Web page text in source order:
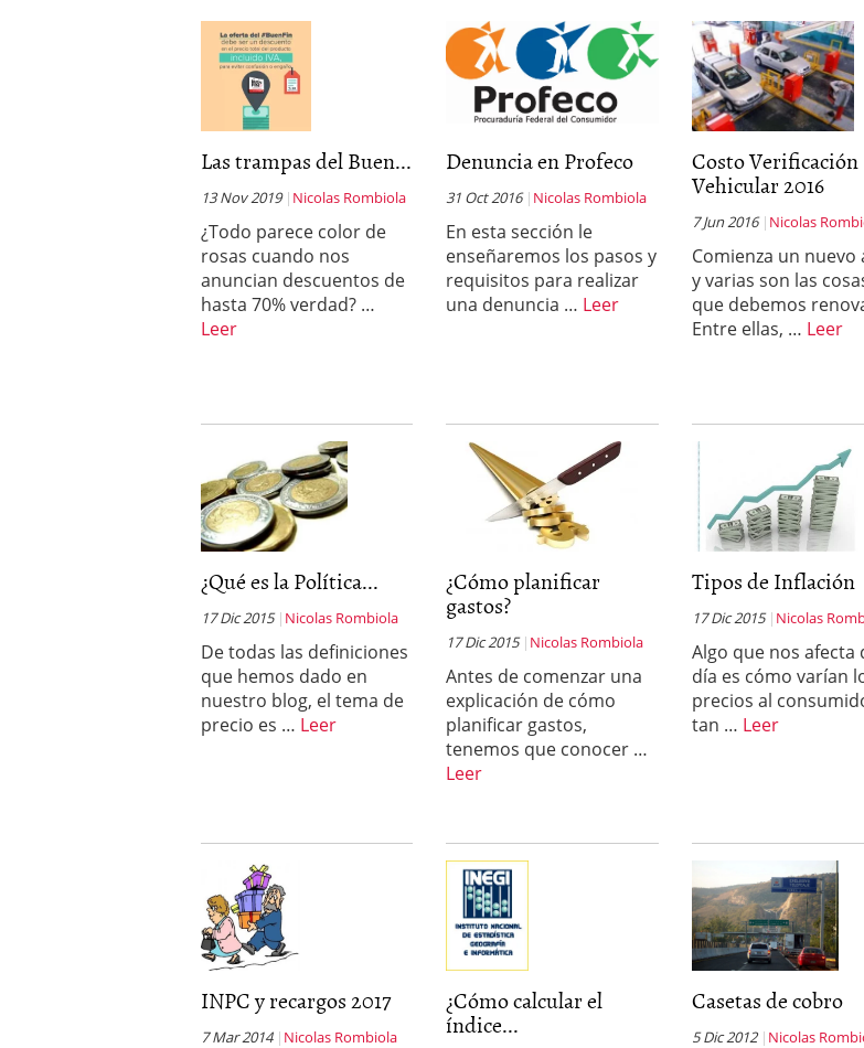
Las trampas del Buen...
13 Nov 2019 Nicolas Rombiola
¿Todo parece color de
rosas cuando nos
anuncian descuentos de
hasta 70% verdad? …
Leer
Denuncia en Profeco
31 Oct 2016 Nicolas Rombiola
En esta sección le
enseñaremos los pasos y
requisitos para realizar
una denuncia … Leer
Costo Verificación
Vehicular 2016
7 Jun 2016 Nicolas
Comienza un nuevo
y varias son las
que debemos
Entre ellas, … Leer
¿Qué es la Política...
17 Dic 2015 Nicolas Rombiola
De todas las definiciones
que hemos dado en
nuestro blog, el tema de
precio es … Leer
¿Cómo planificar
gastos?
17 Dic 2015 Nicolas Rombiola
Antes de comenzar una
explicación de cómo
planificar gastos,
tenemos que conocer …
Leer
Tipos de Inflación
17 Dic 2015 Nicolas
Algo que nos afecta
día es cómo varían
precios al
tan … Leer
INPC y recargos 2017
7 Mar 2014 Nicolas Rombiola
¿Cómo calcular el
índice...
Casetas de cobro
5 Dic 2012 Nicolas